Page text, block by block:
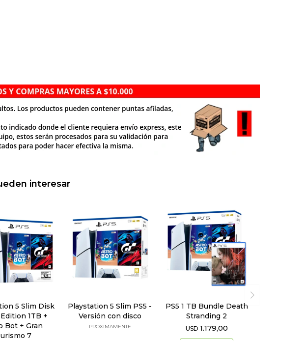
interesar
5 Slim Disk
1TB +
Bot + Gran
7
Playstation 5 Slim PS5 -
Versión con disco
PROXIMAMENTE
PS5 1 TB Bundle Death
Stranding 2
USD 1.179,00